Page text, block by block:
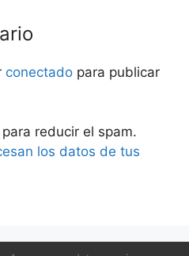
conectado para publicar
reducir el spam.
los datos de tus